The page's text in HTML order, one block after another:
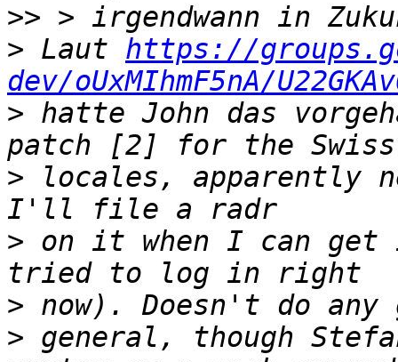
>>
> Laut https://
dev/oUxMIhmF5nA/
> hatte John das
> locales, apparently
> on it when I can
>
> general, though